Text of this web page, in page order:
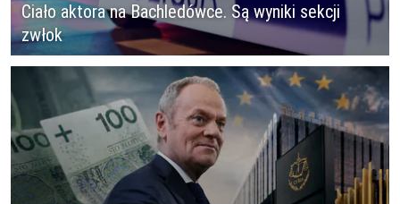
Ciało aktora na Bachledówce. Są wyniki sekcji
zwłok